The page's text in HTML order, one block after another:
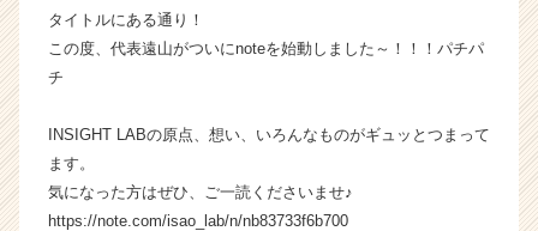
ラ
ン】
ン
ャ
ー・
タイトルにある通り！
この度、代表遠山がついにnoteを始動しました～！！！パチパ
チ
INSIGHT LABの原点、想い、いろんなものがギュッとつまって
ます。
気になった方はぜひ、ご一読くださいませ♪
https://note.com/isao_lab/n/nb83733f6b700